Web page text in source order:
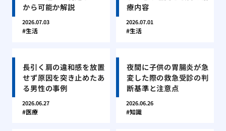
から可能か解説
2026.07.03
生活
療内容
2026.07.01
生活
長引く肩の違和感を放置
せず原因を突き止めたあ
る男性の事例
2026.06.27
医療
夜間に子供の胃腸炎が急
変した際の救急受診の判
断基準と注意点
2026.06.26
知識